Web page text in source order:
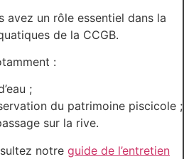
avez un rôle essentiel dans la
de la CCGB.
:
;
du patrimoine piscicole ;
sur la rive.
notre guide de l’entretien